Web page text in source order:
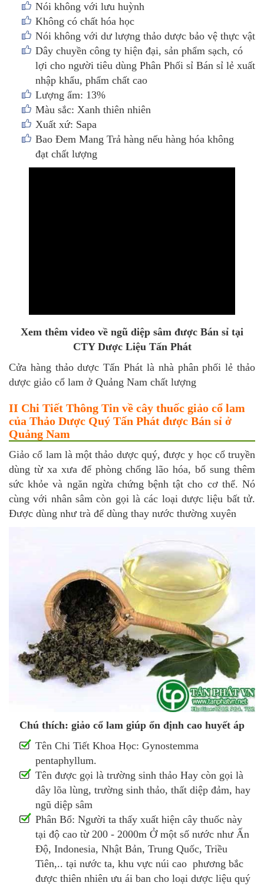
Nói không với lưu huỳnh
Không có chất hóa học
Nói không với dư lượng thảo dược bảo vệ thực vật
Dây chuyền công ty hiện đại, sản phẩm sạch, có
lợi cho người tiêu dùng Phân Phối sỉ Bán sỉ lẻ xuất
nhập khẩu, phẩm chất cao
Lượng ẩm: 13%
Màu sắc: Xanh thiên nhiên
Xuất xứ: Sapa
Bao Đem Mang Trả hàng nếu hàng hóa không
đạt chất lượng
Xem thêm video về ngũ diệp sâm được Bán sỉ tại
CTY Dược Liệu Tấn Phát
Cửa hàng thảo dược Tấn Phát là nhà phân phối lẻ thảo
dược giảo cổ lam ở Quảng Nam chất lượng
II Chi Tiết Thông Tin về cây thuốc giảo cổ lam
của Thảo Dược Quý Tấn Phát được Bán sỉ ở
Quảng Nam
Giảo cổ lam là một thảo dược quý, được y học cổ truyền
dùng từ xa xưa để phòng chống lão hóa, bổ sung thêm
sức khỏe và ngăn ngừa chứng bệnh tật cho cơ thể. Nó
cùng với nhân sâm còn gọi là các loại dược liệu bất tử.
Được dùng như trà để dùng thay nước thường xuyên
Chú thích: giảo cổ lam giúp ổn định cao huyết áp
Tên Chi Tiết Khoa Học: Gynostemma
pentaphyllum.
Tên được gọi là trường sinh thảo Hay còn gọi là
dây lõa lùng, trường sinh thảo, thất diệp đảm, hay
ngũ diệp sâm
Phân Bổ: Người ta thấy xuất hiện cây thuốc này
tại độ cao từ 200 - 2000m Ở một số nước như Ấn
Độ, Indonesia, Nhật Bản, Trung Quốc, Triều
Tiên,.. tại nước ta, khu vực núi cao phương bắc
được thiên nhiên ưu ái ban cho loại dược liệu quý